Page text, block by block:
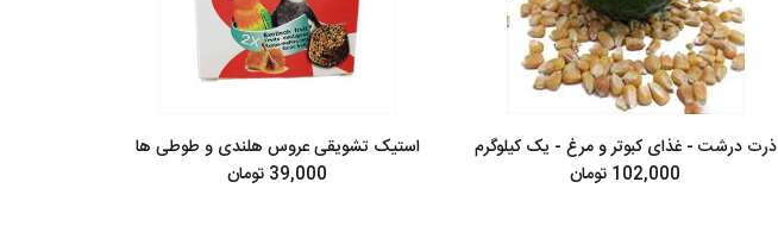
ذرت درشت - غذای کبوتر و مرغ - یک کیلوگرم
102,000 تومان
استیک تشویقی عروس هلندی و طوطی ها
39,000 تومان